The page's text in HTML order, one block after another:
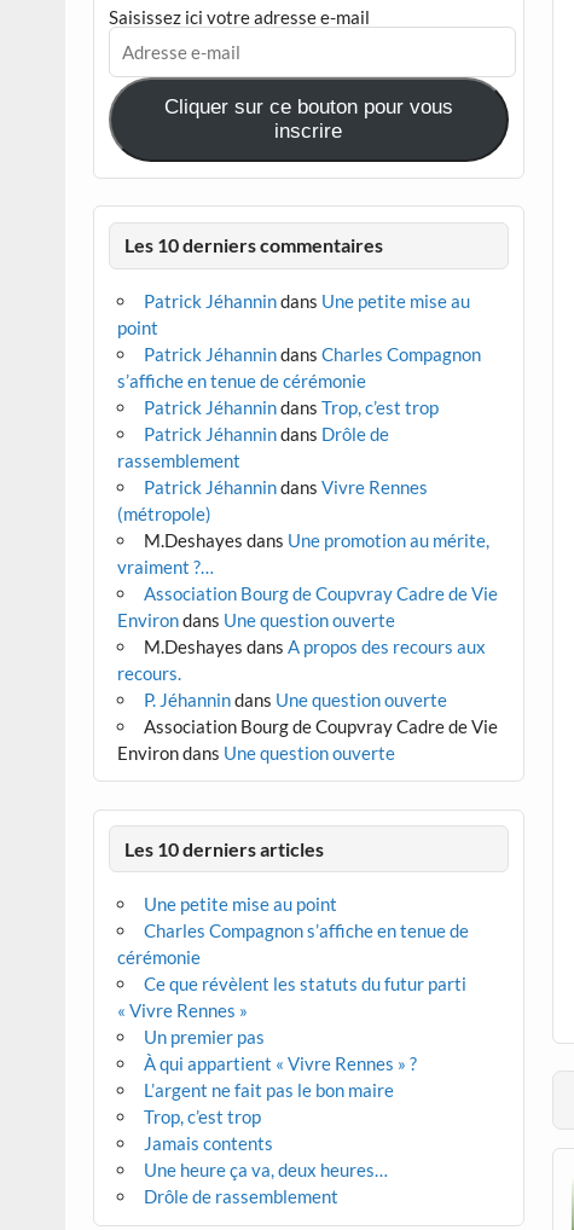
Saisissez ici votre adresse e-mail
Adresse
e-
mail
Cliquer sur ce bouton pour vous
inscrire
Les 10 derniers commentaires
Patrick Jéhannindans Une petite mise au
point
Patrick Jéhannindans Charles Compagnon
s’affiche en tenue de cérémonie
Patrick Jéhannindans Trop, c’est trop
Patrick Jéhannindans Drôle de
rassemblement
Patrick Jéhannindans Vivre Rennes
(métropole)
M.Deshayes dans Une promotion au mérite,
vraiment ?…
Association Bourg de Coupvray Cadre de Vie
Environdans Une question ouverte
M.Deshayes dans A propos des recours aux
recours.
P. Jéhannindans Une question ouverte
Association Bourg de Coupvray Cadre de Vie
Environdans Une question ouverte
Les 10 derniers articles
Une petite mise au point
Charles Compagnon s’affiche en tenue de
cérémonie
Ce que révèlent les statuts du futur parti
« Vivre Rennes »
Un premier pas
À qui appartient « Vivre Rennes » ?
L’argent ne fait pas le bon maire
Trop, c’est trop
Jamais contents
Une heure ça va, deux heures…
Drôle de rassemblement